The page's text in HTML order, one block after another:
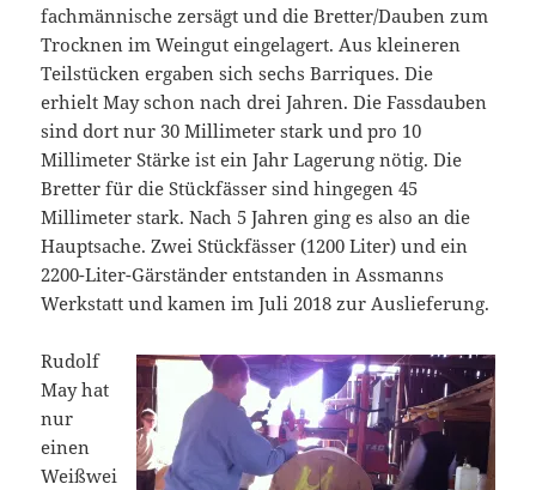
fachmännische zersägt und die Bretter/Dauben zum
Trocknen im Weingut eingelagert. Aus kleineren
Teilstücken ergaben sich sechs Barriques. Die
erhielt May schon nach drei Jahren. Die Fassdauben
sind dort nur 30 Millimeter stark und pro 10
Millimeter Stärke ist ein Jahr Lagerung nötig. Die
Bretter für die Stückfässer sind hingegen 45
Millimeter stark. Nach 5 Jahren ging es also an die
Hauptsache. Zwei Stückfässer (1200 Liter) und ein
2200-Liter-Gärständer entstanden in Assmanns
Werkstatt und kamen im Juli 2018 zur Auslieferung.
Rudolf
May hat
nur
einen
Weißwei